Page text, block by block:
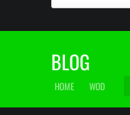
BLOG
HOME WOD